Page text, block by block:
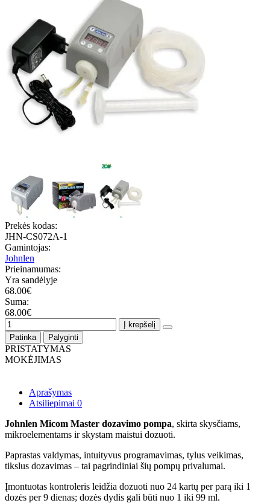
Prekės kodas:
JHN-CS072A-1
Gamintojas:
Johnlen
Prieinamumas:
Yra sandėlyje
68.00€
Suma:
68.00€
Į krepšelį
Patinka
Palyginti
PRISTATYMAS
MOKĖJIMAS
Aprašymas
Atsiliepimai 0
Johnlen Micom Master dozavimo pompa, skirta skysčiams,
mikroelementams ir skystam maistui dozuoti.
Paprastas valdymas, intuityvus programavimas, tylus veikimas,
tikslus dozavimas – tai pagrindiniai šių pompų privalumai.
Įmontuotas kontroleris leidžia dozuoti nuo 24 kartų per parą iki 1
dozės per 9 dienas; dozės dydis gali būti nuo 1 iki 99 ml.